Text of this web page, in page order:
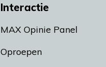
Interactie
MAX Opinie Panel
Oproepen